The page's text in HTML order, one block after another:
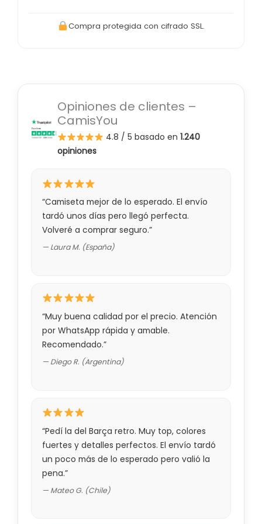
Compra protegida con cifrado SSL.
Opiniones de clientes –
CamisYou
4.8 / 5 basado en 1.240
opiniones
“Camiseta mejor de lo esperado. El envío
tardó unos días pero llegó perfecta.
Volveré a comprar seguro.”
— Laura M. (España)
“Muy buena calidad por el precio. Atención
por WhatsApp rápida y amable.
Recomendado.”
— Diego R. (Argentina)
“Pedí la del Barça retro. Muy top, colores
fuertes y detalles perfectos. El envío tardó
un poco más de lo esperado pero valió la
pena.”
— Mateo G. (Chile)